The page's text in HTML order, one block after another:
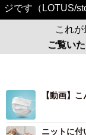
ジです（LOTUS/
これが
ご覧い
【動画】
ニットに付